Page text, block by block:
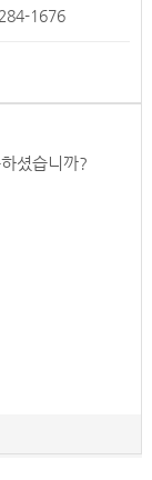
1676
셨습니까?